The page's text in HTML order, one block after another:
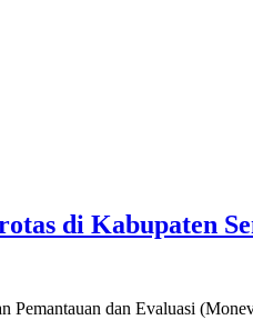
di Kabupaten
Pemantauan dan Evaluasi